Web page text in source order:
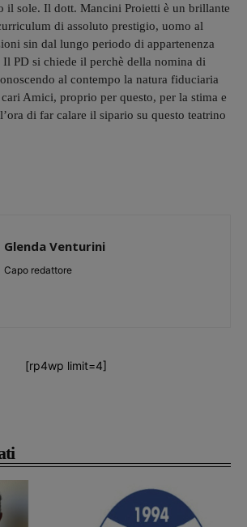
il sole. Il dott. Mancini Proietti è un brillante
di assoluto prestigio, uomo al
sin dal lungo periodo di appartenenza
PD si chiede il perchè della nomina di
al contempo la natura fiduciaria
Amici, proprio per questo, per la stima e
di far calare il sipario su questo teatrino
Glenda Venturini
Capo redattore
[rp4wp limit=4]